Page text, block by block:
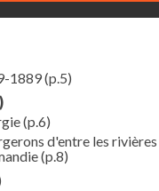
1889(p.5)
(p.6)
d'entre les rivières
(p.8)